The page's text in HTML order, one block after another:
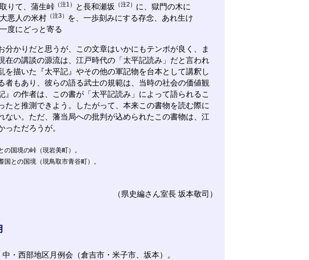
りて、蒲生峠 （注1） と長和瀬坂 （注2） に、獄門の木に
悪人の米村 （注3）
を、一歩刻みにする存念、あれ生け
度にどっと寄る
かりだと思うが、この文章はいかにもテンポが良く、ま
在の講談の源流は、江戸時代の「太平記読み」だと言われ
を描いた『太平記』やその他の軍記物を台本として講釈し
者もあり、彼らの語る武士の規範は、当時の社会の価値観
の作者は、この書が「太平記読み」によって語られるこ
たと推測できよう。したがって、本来この書物を読む際に
ない。ただ、藩当局への批判が込められたこの書物は、江
っただろうが。
の国境の峠（現岩美町）。
国との国境（現鳥取市青谷町）。
（県史編さん室長 坂本敬司）
・西部地区月例会（倉吉市・米子市、坂本）。